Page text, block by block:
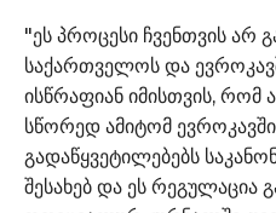
"ეს პროცესი ჩვენთვის არ
საქართველოს და
ისწრაფიან იმისთვის, რომ
სწორედ ამიტომ
გადაწყვეტილებებს
შესახებ და ეს რეგულაცია